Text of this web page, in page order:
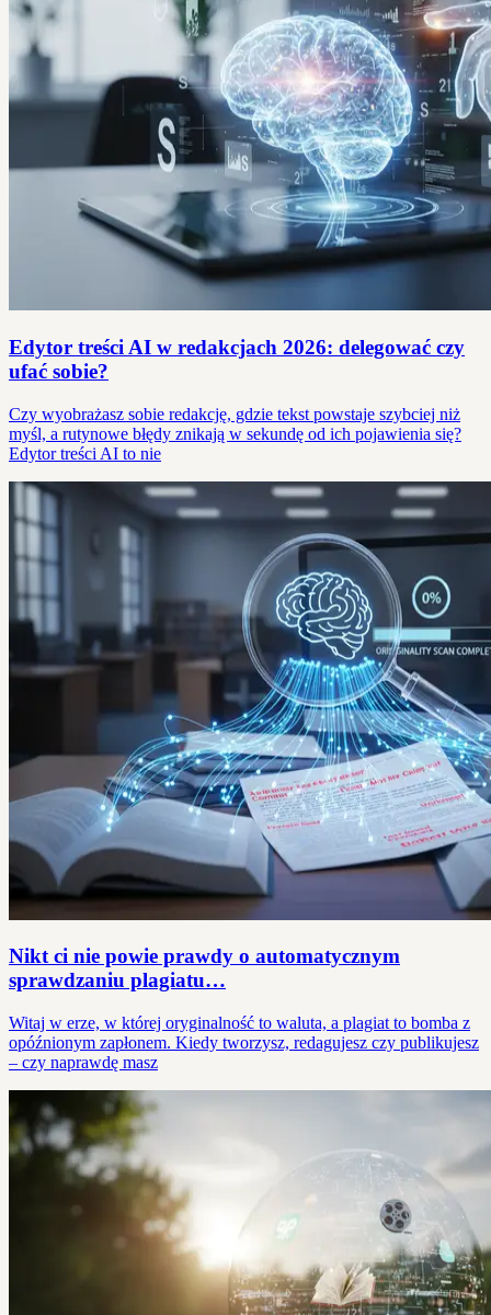
Edytor treści AI w redakcjach 2026: delegować czy
ufać sobie?
Czy wyobrażasz sobie redakcję, gdzie tekst powstaje szybciej niż
myśl, a rutynowe błędy znikają w sekundę od ich pojawienia się?
Edytor treści AI to nie
Nikt ci nie powie prawdy o automatycznym
sprawdzaniu plagiatu…
Witaj w erze, w której oryginalność to waluta, a plagiat to bomba z
opóźnionym zapłonem. Kiedy tworzysz, redagujesz czy publikujesz
– czy naprawdę masz